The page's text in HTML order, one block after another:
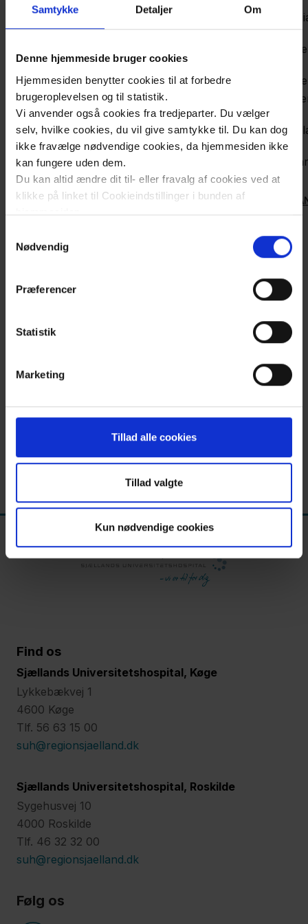
Samtykke Detaljer Om
Denne hjemmeside bruger cookies
Hjemmesiden benytter cookies til at forbedre
brugeroplevelsen og til statistik.
Vi anvender også cookies fra tredjeparter. Du vælger
selv, hvilke cookies, du vil give samtykke til. Du kan dog
ikke fravælge nødvendige cookies, da hjemmesiden ikke
kan fungere uden dem.
Du kan altid ændre dit til- eller fravalg af cookies ved at
klikke på linket til Cookieindstillinger i bunden af
hjemmesiden.
Læs mere om brugen af cookies på vores hjemmeside
Læs mere om vores behandling af personoplysninger
her.
Nødvendig
Præferencer
Statistik
Marketing
Tillad alle cookies
Tillad valgte
Kun nødvendige cookies
Opret jobagent
JOB
© e-Recruitment by HR-ON
Find ledige stillinger på Sjællands
Universitetshospital
Find os
Sjællands Universitetshospital, Køge
Lykkebækvej 1
4600 Køge
Tlf. 56 63 15 00
suh@regionsjaelland.dk
Sjællands Universitetshospital, Roskilde
Sygehusvej 10
4000 Roskilde
Tlf. 46 32 32 00
suh@regionsjaelland.dk
Følg os